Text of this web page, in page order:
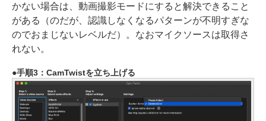
かない場合は、動画撮影モードにすると解決できること
がある（のだが、認識しなくなるパターンが不明すぎな
のでおまじないレベルだ）。なおマイクソースは取得さ
れない。
手順3：CamTwistを立ち上げる